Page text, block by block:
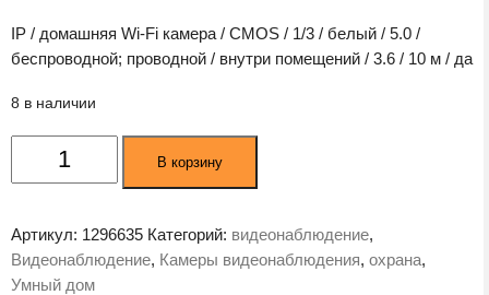
IP / домашняя Wi-Fi камера / CMOS / 1/3 / белый / 5.0 /
беспроводной; проводной / внутри помещений / 3.6 / 10 м / да
8 в наличии
Количество
товара
Dahua
DH-
В корзину
Артикул: 1296635 Категорий: видеонаблюдение,
Видеонаблюдение, Камеры видеонаблюдения, охрана,
Умный дом